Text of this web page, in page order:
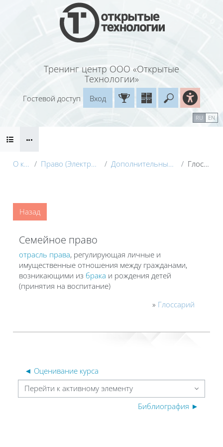
Перейти к основному содержанию
Тренинг центр ООО «Открытые
Технологии»
Введите
Гостевой доступ
Вход
RU EN
Блоки
О курсе Право (Электронный курс) Дополнительные материалы Глоссарий
Назад
Семейное право
отрасль права, регулирующая личные и
имущественные отношения между гражданами,
возникающими из брака и рождения детей
(принятия на воспитание)
» Глоссарий
◄ Оценивание курса
Перейти к активному элементу
Библиография ►